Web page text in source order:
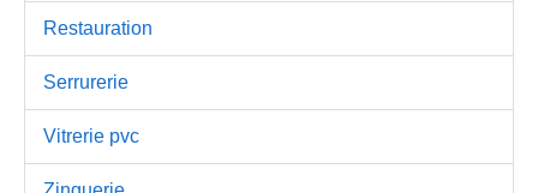
Restauration
Serrurerie
Vitrerie pvc